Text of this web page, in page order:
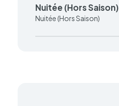
Nuitée (Hors Saison)
Nuitée (Hors Saison)